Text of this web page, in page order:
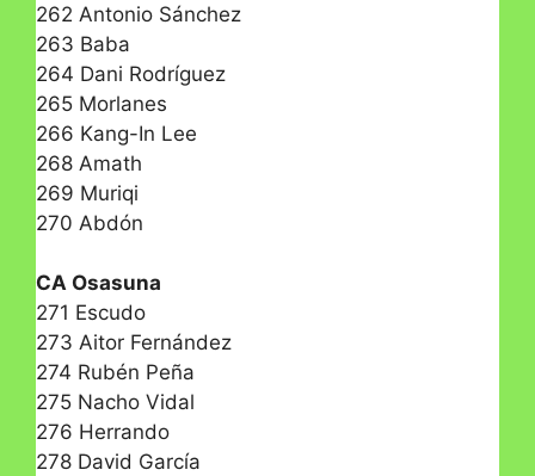
262 Antonio Sánchez
263 Baba
264 Dani Rodríguez
265 Morlanes
266 Kang-In Lee
268 Amath
269 Muriqi
270 Abdón
CA Osasuna
271 Escudo
273 Aitor Fernández
274 Rubén Peña
275 Nacho Vidal
276 Herrando
278 David García